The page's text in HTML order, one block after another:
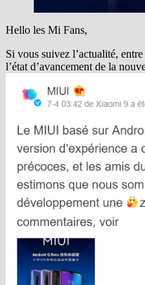
Hello les Mi Fans,
Si vous suivez l’actualité,
l’état d’avancement de la